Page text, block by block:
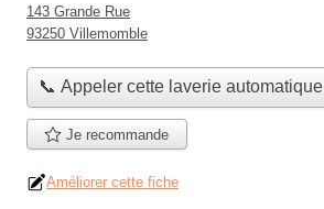
143 Grande Rue
93250 Villemomble
📞 Appeler cette laverie automatique
Je recommande
Améliorer cette fiche